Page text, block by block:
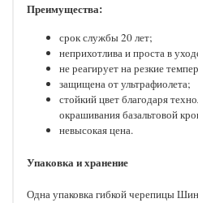
Преимущества:
срок службы 20 лет;
неприхотлива и проста в
не реагирует на резкие
защищена от ультрафиолета;
стойкий цвет благодаря
окрашивания базальтовой
невысокая цена.
Упаковка и хранение
Одна упаковка гибкой черепицы